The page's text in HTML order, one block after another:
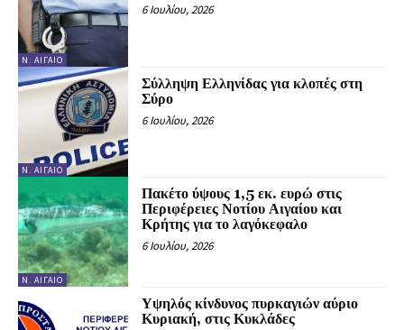
Ν. ΑΙΓΑΊΟ
6 Ιουλίου, 2026
Ν. ΑΙΓΑΊΟ
Σύλληψη Ελληνίδας για κλοπές στη
Σύρο
6 Ιουλίου, 2026
Ν. ΑΙΓΑΊΟ
Πακέτο ύψους 1,5 εκ. ευρώ στις
Περιφέρειες Νοτίου Αιγαίου και
Κρήτης για το λαγόκεφαλο
6 Ιουλίου, 2026
Υψηλός κίνδυνος πυρκαγιών αύριο
Κυριακή, στις Κυκλάδες